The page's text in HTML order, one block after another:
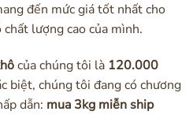
đến mức giá tốt nhất cho
lượng cao của mình.
của chúng tôi là 120.000
biệt, chúng tôi đang có chương
dẫn: mua 3kg miễn ship